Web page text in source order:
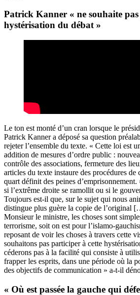
Patrick Kanner « ne souhaite
hystérisation du débat »
Le ton est monté d’un cran lorsque le
Patrick Kanner a déposé sa question
rejeter l’ensemble du texte. « Cette loi est
addition de mesures d’ordre public :
contrôle des associations, fermeture des
articles du texte instaure des procédures de
quart définit des peines
si l’extrême droite se ramollit ou si le
Toujours est-il que, sur le sujet qui nous
distingue plus guère la copie de l’original
Monsieur le ministre, les choses sont
terrorisme, soit on est pour l’islamo-
reposant de voir les choses à travers cette
souhaitons pas participer à cette
céderons pas à la facilité qui consiste à
frapper les esprits, dans une période où la
des objectifs de communication » a-t-il
« Où est passée la gauche qui